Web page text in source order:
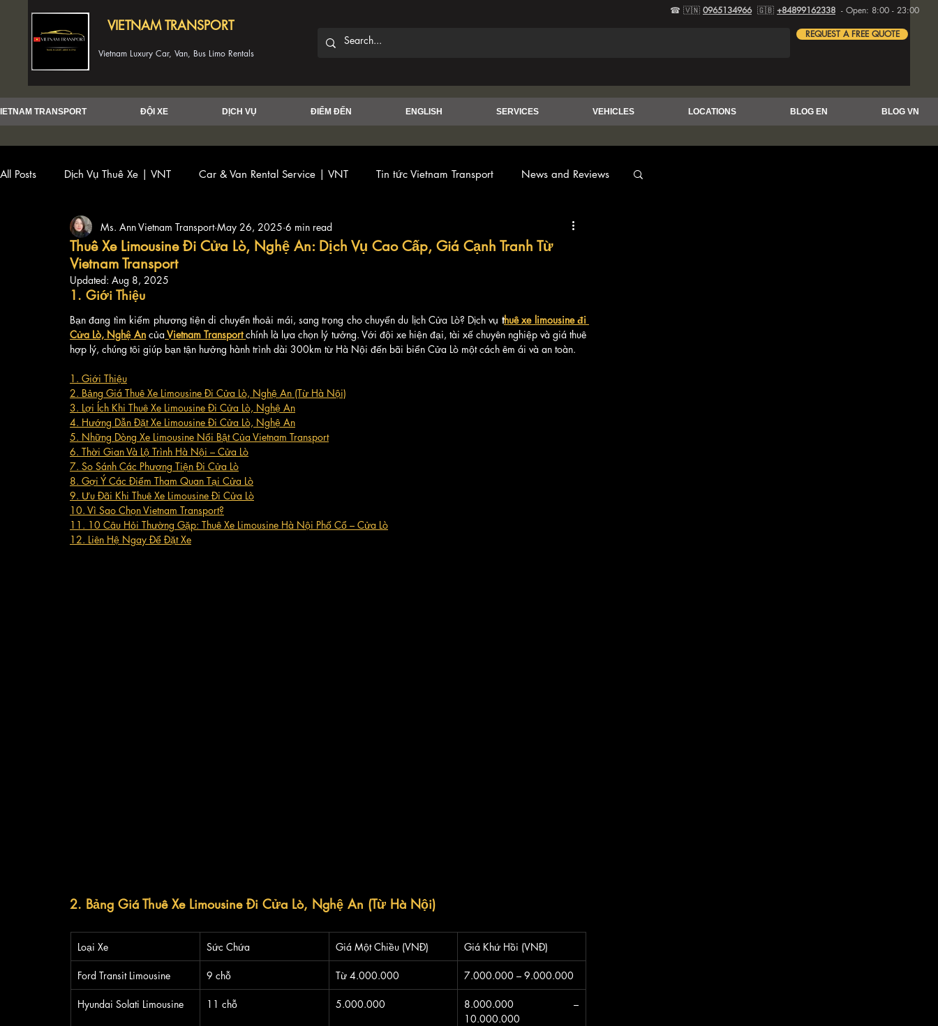
VIETNAM TRANSPORT
Vietnam Luxury Car, Van, Bus Limo Rentals
☎ 🇻🇳 0965134966🇬🇧 +84899162338 - Open: 8:00 - 23:00
REQUEST A FREE QUOTE
TRANSPORT ĐỘI XE DỊCH VỤ ĐIỂM ĐẾN ENGLISH SERVICES VEHICLES LOCATIONS BLOG EN BLOG VN
All Posts Dịch Vụ Thuê Xe | VNT Car & Van Rental Service | VNT Tin tức Vietnam Transport News and Reviews
Thuê Xe Limousine Đi Cửa Lò, Nghệ An: Dịch Vụ Cao Cấp, Giá Cạnh Tranh Từ
Vietnam Transport
Ms. Ann Vietnam Transport May 26, 2025 6 min read
Updated: Aug 8, 2025
1. Giới Thiệu
Bạn đang tìm kiếm phương tiện di chuyển thoải mái, sang trọng cho chuyến du lịch Cửa Lò? Dịch vụ thuê xe limousine đi
Cửa Lò, Nghệ An của Vietnam Transport chính là lựa chọn lý tưởng. Với đội xe hiện đại, tài xế chuyên nghiệp và giá thuê
hợp lý, chúng tôi giúp bạn tận hưởng hành trình dài 300km từ Hà Nội đến bãi biển Cửa Lò một cách êm ái và an toàn.
1. Giới Thiệu
2. Bảng Giá Thuê Xe Limousine Đi Cửa Lò, Nghệ An (Từ Hà Nội)
3. Lợi Ích Khi Thuê Xe Limousine Đi Cửa Lò, Nghệ An
4. Hướng Dẫn Đặt Xe Limousine Đi Cửa Lò, Nghệ An
5. Những Dòng Xe Limousine Nổi Bật Của Vietnam Transport
6. Thời Gian Và Lộ Trình Hà Nội – Cửa Lò
7. So Sánh Các Phương Tiện Đi Cửa Lò
8. Gợi Ý Các Điểm Tham Quan Tại Cửa Lò
9. Ưu Đãi Khi Thuê Xe Limousine Đi Cửa Lò
10. Vì Sao Chọn Vietnam Transport?
11. 10 Câu Hỏi Thường Gặp: Thuê Xe Limousine Hà Nội Phố Cổ – Cửa Lò
12. Liên Hệ Ngay Để Đặt Xe
2. Bảng Giá Thuê Xe Limousine Đi Cửa Lò, Nghệ An (Từ Hà Nội)
Loại Xe Sức Chứa Giá Một Chiều (VNĐ) Giá Khứ Hồi (VNĐ)
Ford Transit Limousine 9 chỗ Từ 4.000.000 7.000.000 – 9.000.000
Hyundai Solati Limousine 11 chỗ 5.000.000
8.000.000 –
10.000.000